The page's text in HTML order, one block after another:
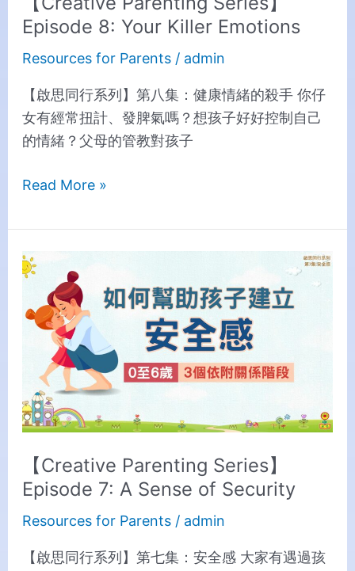
Episode 8: Your Killer Emotions
Resources for Parents/ admin
【啟思同行系列】第八集：健康情緒的殺手 你仔
女有經常扭計、發脾氣嗎？想孩子好好控制自己
的情緒？父母的管教對孩子
Read More »
【Creative Parenting Series】
Episode 7: A Sense of Security
Resources for Parents/ admin
【啟思同行系列】第七集：安全感 大家有遇過孩
【Creative
Parenting
Series】
Episode
Sense
of